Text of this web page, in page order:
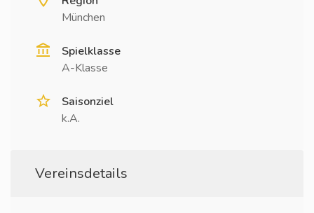
München
Spielklasse
A-Klasse
Saisonziel
k.A.
Vereinsdetails